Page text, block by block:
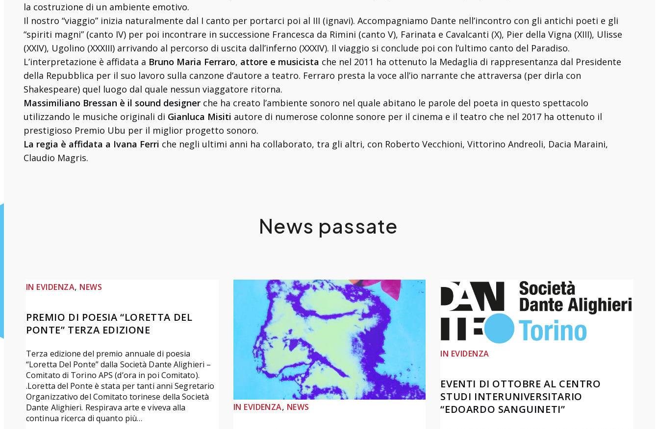
la costruzione di un ambiente emotivo.
Il nostro “viaggio” inizia naturalmente dal I canto per portarci poi al III (ignavi). Accompagniamo Dante nell’incontro con gli antichi poeti e gli
“spiriti magni” (canto IV) per poi incontrare in successione Francesca da Rimini (canto V), Farinata e Cavalcanti (X), Pier della Vigna (XIII), Ulisse
(XXIV), Ugolino (XXXIII) arrivando al percorso di uscita dall’inferno (XXXIV). Il viaggio si conclude poi con l’ultimo canto del Paradiso.
L’interpretazione è affidata a Bruno Maria Ferraro, attore e musicista che nel 2011 ha ottenuto la Medaglia di rappresentanza dal Presidente
della Repubblica per il suo lavoro sulla canzone d’autore a teatro. Ferraro presta la voce all’io narrante che attraversa (per dirla con
Shakespeare) quel luogo dal quale nessun viaggatore ritorna.
Massimiliano Bressan è il sound designer che ha creato l’ambiente sonoro nel quale abitano le parole del poeta in questo spettacolo
utilizzando le musiche originali di Gianluca Misiti autore di numerose colonne sonore per il cinema e il teatro che nel 2017 ha ottenuto il
prestigioso Premio Ubu per il miglior progetto sonoro.
La regia è affidata a Ivana Ferri che negli ultimi anni ha collaborato, tra gli altri, con Roberto Vecchioni, Vittorino Andreoli, Dacia Maraini,
Claudio Magris.
News passate
IN EVIDENZA, NEWS
PREMIO DI POESIA “LORETTA DEL
PONTE” TERZA EDIZIONE
Terza edizione del premio annuale di poesia
“Loretta Del Ponte” dalla Società Dante Alighieri –
Comitato di Torino APS (d’ora in poi Comitato).
.Loretta del Ponte è stata per tanti anni Segretario
Organizzativo del Comitato torinese della Società
Dante Alighieri. Respirava arte e viveva alla
continua ricerca di quanto più…
IN EVIDENZA, NEWS
IN EVIDENZA
EVENTI DI OTTOBRE AL CENTRO
STUDI INTERUNIVERSITARIO
“EDOARDO SANGUINETI”